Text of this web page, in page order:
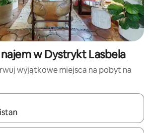
w Dystrykt Lasbela
wyjątkowe miejsca na pobyt na
dostępne, możesz poruszać się po nich za